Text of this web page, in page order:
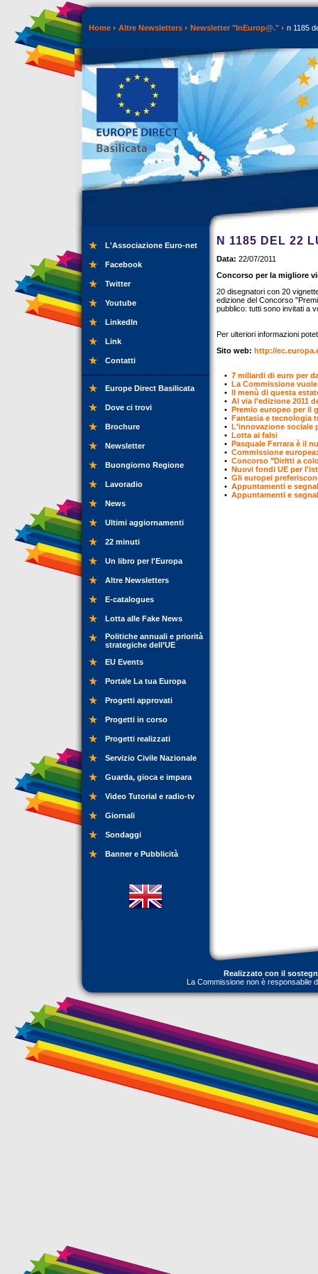
Home Altre Newsletters Newsletter "InEurop@." n 1185
L'Associazione Euro-net
Facebook
Twitter
Youtube
LinkedIn
Link
Contatti
Europe Direct Basilicata
Dove ci trovi
Brochure
Newsletter
Buongiorno Regione
Lavoradio
News
Ultimi aggiornamenti
22 minuti
Un libro per l'Europa
Altre Newsletters
E-catalogues
Lotta alle Fake News
Politiche annuali e priorità
strategiche dell’UE
EU Events
Portale La tua Europa
Progetti approvati
Progetti in corso
Progetti realizzati
Servizio Civile Nazionale
Guarda, gioca e impara
Video Tutorial e radio-tv
Giornali
Sondaggi
Banner e Pubblicità
N 1185 DEL 22
Data: 22/07/2011
Concorso per la migliore
20 disegnatori con 20
edizione del Concorso
pubblico: tutti sono invitati a
Per ulteriori informazioni
Sito web: http://
• 7 miliardi di euro per
• La Commissione
• Il menù di questa
• Al via l'edizione 2011
• Premio europeo per il
• Fantasia e tecnologia
• L'innovazione sociale
• Lotta ai falsi
• Pasquale Ferrara è il
• Commissione
• Concorso "Diritti a
• Nuovi fondi UE per
• Gli europei
• Appuntamenti e
• Appuntamenti e
Realizzato con il
La Commissione non è responsabile